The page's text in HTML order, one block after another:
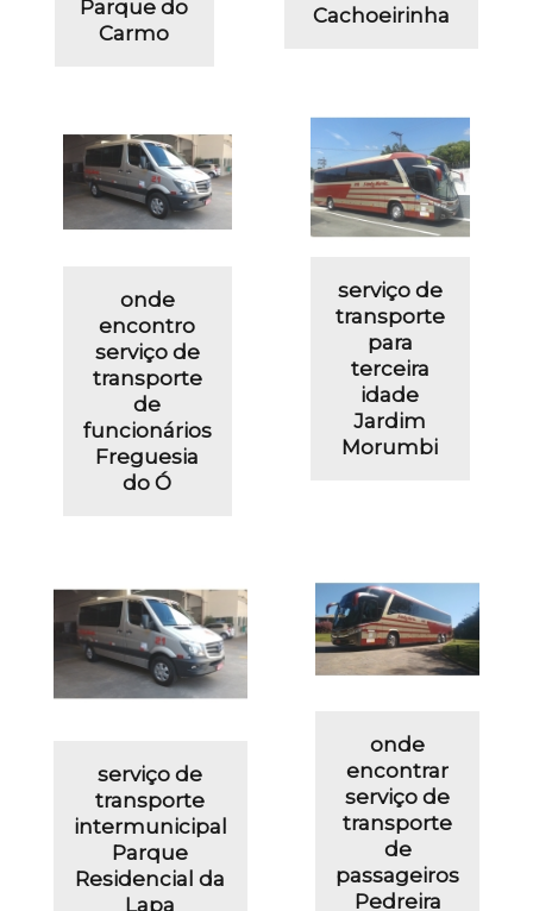
Parque do
Carmo
Cachoeirinha
onde
encontro
serviço de
transporte
de
funcionários
Freguesia
do Ó
serviço de
transporte
para
terceira
idade
Jardim
Morumbi
serviço de
transporte
intermunicipal
Parque
Residencial da
Lapa
onde
encontrar
serviço de
transporte
de
passageiros
Pedreira